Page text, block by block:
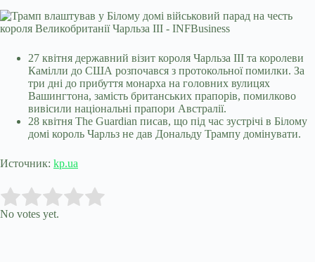
27 квітня державний візит короля Чарльза III та королеви
Камілли до США розпочався з протокольної помилки. За
три дні до прибуття монарха на головних вулицях
Вашингтона, замість британських прапорів, помилково
вивісили національні прапори Австралії.
28 квітня The Guardian писав, що під час зустрічі в Білому
домі король Чарльз не дав Дональду Трампу домінувати.
Источник: kp.ua
Rate this item:
No votes yet.